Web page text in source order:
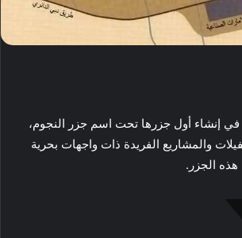
إنشاء أول جزرها تحت اسم جزر النجوم،
والمشاريع الفريدة ذات واجهات بحرية
الجزر.